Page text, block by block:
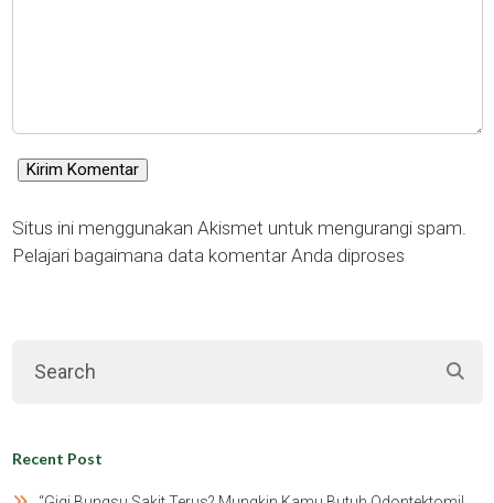
Situs ini menggunakan Akismet untuk mengurangi spam.
Pelajari bagaimana data komentar Anda diproses
Recent Post